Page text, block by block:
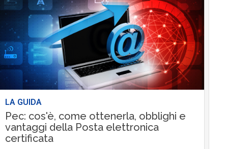
LA GUIDA
Pec: cos'è, come ottenerla, obblighi e
vantaggi della Posta elettronica
certificata